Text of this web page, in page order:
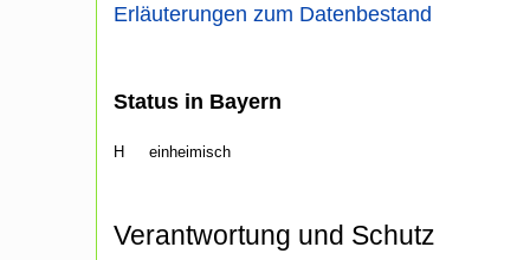
Erläuterungen zum Datenbestand
Status in Bayern
H einheimisch
Verantwortung und Schutz